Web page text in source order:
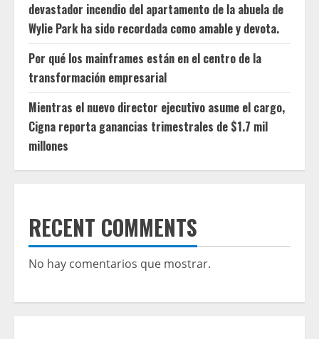
devastador incendio del apartamento de la abuela de
Wylie Park ha sido recordada como amable y devota.
Por qué los mainframes están en el centro de la
transformación empresarial
Mientras el nuevo director ejecutivo asume el cargo,
Cigna reporta ganancias trimestrales de $1.7 mil
millones
RECENT COMMENTS
No hay comentarios que mostrar.